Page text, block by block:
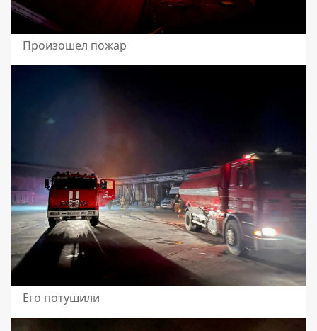
Произошел пожар
Его потушили